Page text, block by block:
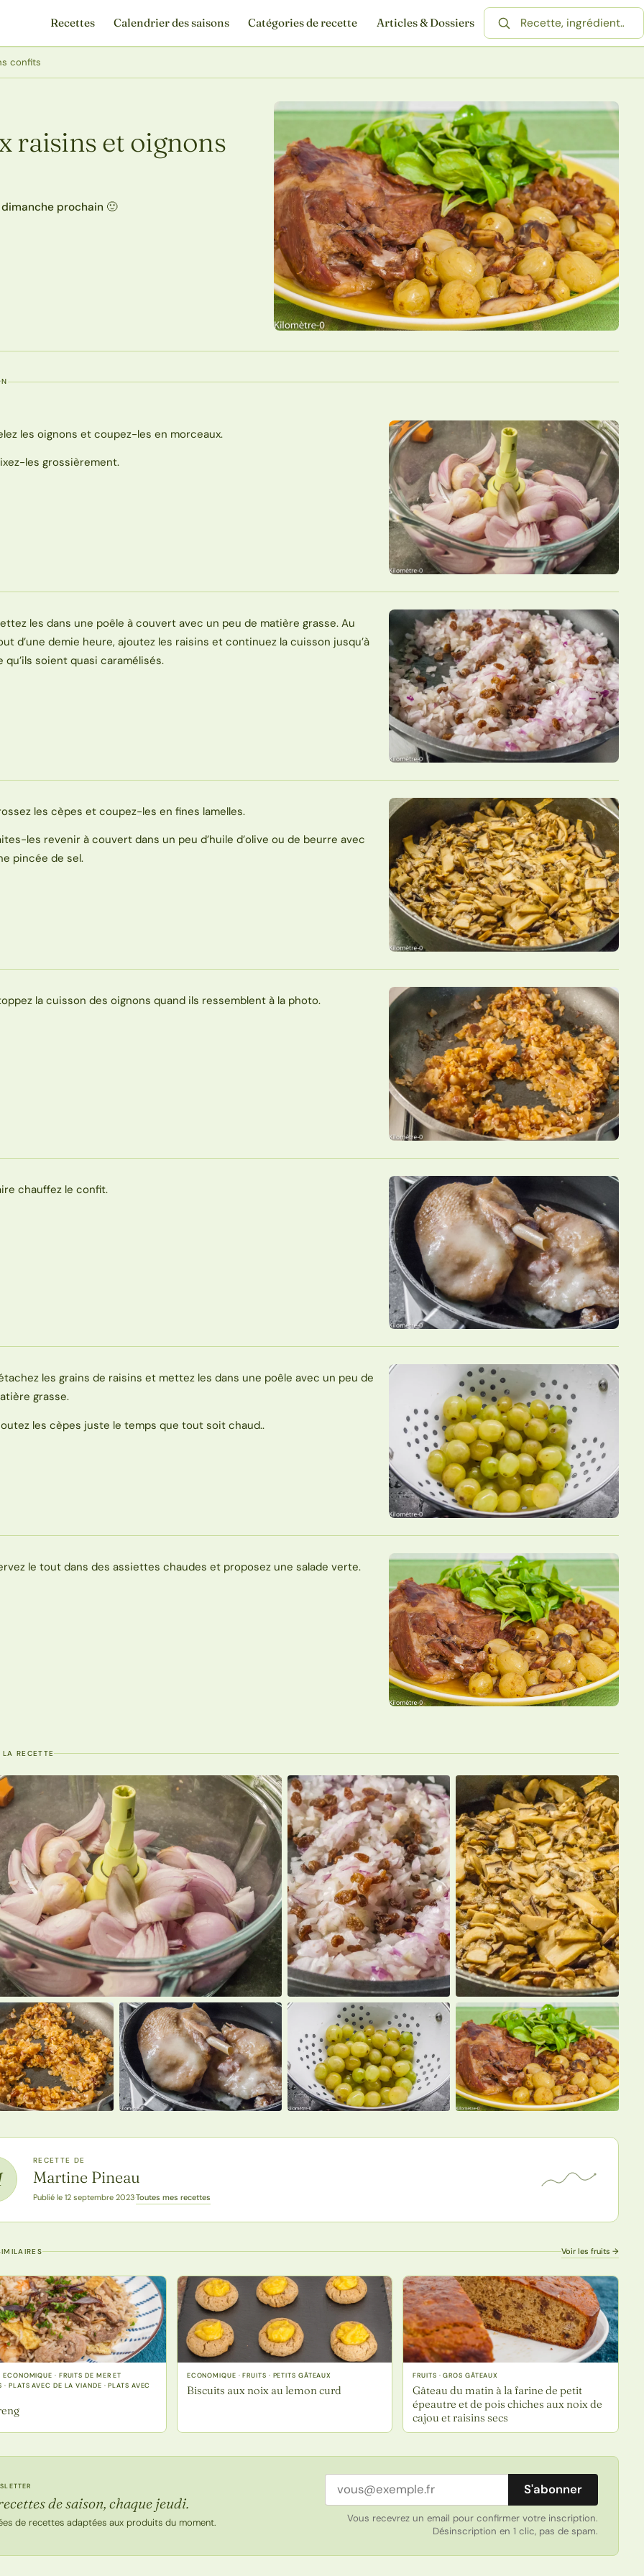
Recettes Calendrier des saisons Catégories de recette Articles & Dossiers
Rechercher une recette
confits
raisins et oignons
prochain 🙂
les oignons et coupez-les en morceaux.
les grossièrement.
les dans une poêle à couvert avec un peu de matière grasse. Au
d’une demie heure, ajoutez les raisins et continuez la cuisson jusqu’à
qu’ils soient quasi caramélisés.
les cèpes et coupez-les en fines lamelles.
les revenir à couvert dans un peu d’huile d’olive ou de beurre avec
pincée de sel.
la cuisson des oignons quand ils ressemblent à la photo.
chauffez le confit.
les grains de raisins et mettez les dans une poêle avec un peu de
grasse.
les cèpes juste le temps que tout soit chaud..
le tout dans des assiettes chaudes et proposez une salade verte.
RECETTE
RECETTE DE
Martine Pineau
Publié le 12 septembre 2023·Toutes mes recettes
Voir les fruits →
ECONOMIQUE · FRUITS DE MER ET
· PLATS AVEC DE LA VIANDE · PLATS AVEC
ECONOMIQUE · FRUITS · PETITS GÂTEAUX
Biscuits aux noix au lemon curd
FRUITS · GROS GÂTEAUX
Gâteau du matin à la farine de petit
épeautre et de pois chiches aux noix de
cajou et raisins secs
de saison, chaque jeudi.
de recettes adaptées aux produits du moment.
Adresse email S'abonner
Vous recevrez un email pour confirmer votre inscription.
Désinscription en 1 clic, pas de spam.